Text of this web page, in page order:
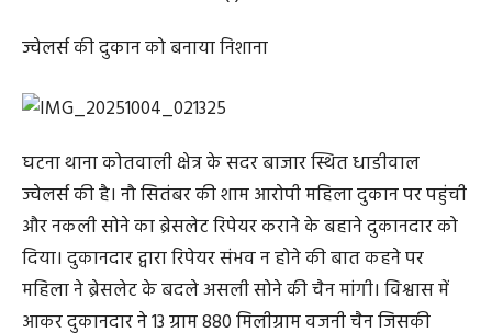
ज्वेलर्स की दुकान को बनाया निशाना
घटना थाना कोतवाली क्षेत्र के सदर बाजार स्थित धाडीवाल
ज्वेलर्स की है। नौ सितंबर की शाम आरोपी महिला दुकान पर पहुंची
और नकली सोने का ब्रेसलेट रिपेयर कराने के बहाने दुकानदार को
दिया। दुकानदार द्वारा रिपेयर संभव न होने की बात कहने पर
महिला ने ब्रेसलेट के बदले असली सोने की चैन मांगी। विश्वास में
आकर दुकानदार ने 13 ग्राम 880 मिलीग्राम वजनी चैन जिसकी